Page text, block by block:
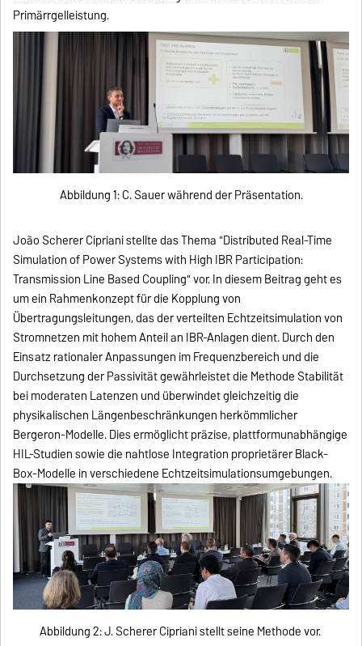
Primärrgelleistung.
Abbildung 1: C. Sauer während der Präsentation.
João Scherer Cipriani stellte das Thema "Distributed Real-Time
Simulation of Power Systems with High IBR Participation:
Transmission Line Based Coupling" vor. In diesem Beitrag geht es
um ein Rahmenkonzept für die Kopplung von
Übertragungsleitungen, das der verteilten Echtzeitsimulation von
Stromnetzen mit hohem Anteil an IBR-Anlagen dient. Durch den
Einsatz rationaler Anpassungen im Frequenzbereich und die
Durchsetzung der Passivität gewährleistet die Methode Stabilität
bei moderaten Latenzen und überwindet gleichzeitig die
physikalischen Längenbeschränkungen herkömmlicher
Bergeron-Modelle. Dies ermöglicht präzise, plattformunabhängige
HIL-Studien sowie die nahtlose Integration proprietärer Black-
Box-Modelle in verschiedene Echtzeitsimulationsumgebungen.
Abbildung 2: J. Scherer Cipriani stellt seine Methode vor.